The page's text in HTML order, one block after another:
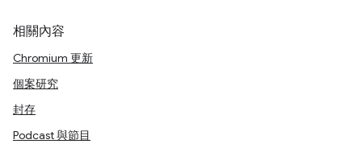
相關內容
Chromium 更新
個案研究
封存
Podcast 與節目